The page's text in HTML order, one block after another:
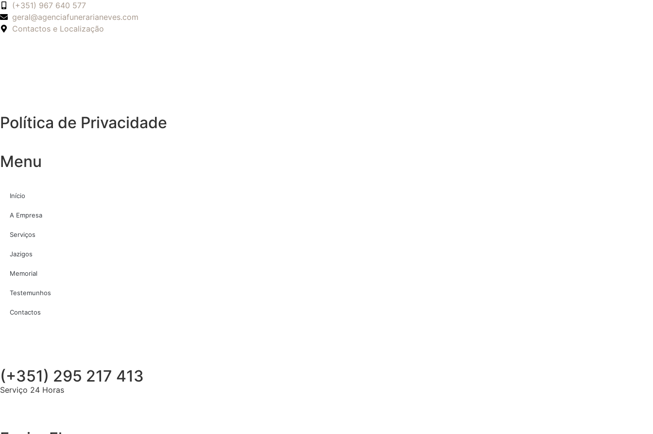
(+351) 967 640 577
geral@agenciafunerarianeves.com
Contactos e Localização
Política de Privacidade
Menu
Início
A Empresa
Serviços
Jazigos
Memorial
Testemunhos
Contactos
(+351) 295 217 413
Serviço 24 Horas